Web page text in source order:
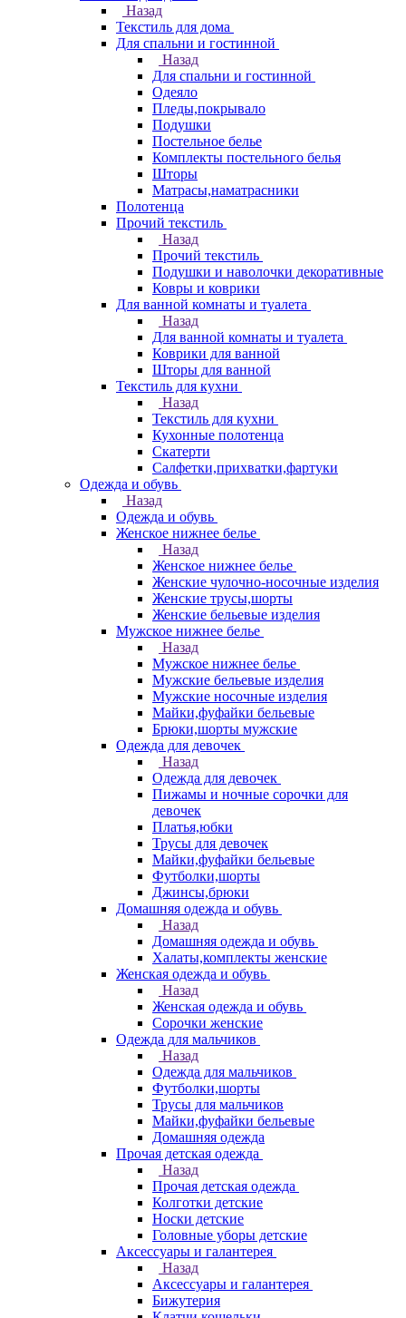
Назад
Текстиль для дома
Для спальни и гостинной
Назад
Для спальни и гостинной
Одеяло
Пледы,покрывало
Подушки
Постельное белье
Комплекты постельного белья
Шторы
Матрасы,наматрасники
Полотенца
Прочий текстиль
Назад
Прочий текстиль
Подушки и наволочки декоративные
Ковры и коврики
Для ванной комнаты и туалета
Назад
Для ванной комнаты и туалета
Коврики для ванной
Шторы для ванной
Текстиль для кухни
Назад
Текстиль для кухни
Кухонные полотенца
Скатерти
Салфетки,прихватки,фартуки
Одежда и обувь
Назад
Одежда и обувь
Женское нижнее белье
Назад
Женское нижнее белье
Женские чулочно-носочные изделия
Женские трусы,шорты
Женские бельевые изделия
Мужское нижнее белье
Назад
Мужское нижнее белье
Мужские бельевые изделия
Мужские носочные изделия
Майки,фуфайки бельевые
Брюки,шорты мужские
Одежда для девочек
Назад
Одежда для девочек
Пижамы и ночные сорочки для
девочек
Платья,юбки
Трусы для девочек
Майки,фуфайки бельевые
Футболки,шорты
Джинсы,брюки
Домашняя одежда и обувь
Назад
Домашняя одежда и обувь
Халаты,комплекты женские
Женская одежда и обувь
Назад
Женская одежда и обувь
Сорочки женские
Одежда для мальчиков
Назад
Одежда для мальчиков
Футболки,шорты
Трусы для мальчиков
Майки,фуфайки бельевые
Домашняя одежда
Прочая детская одежда
Назад
Прочая детская одежда
Колготки детские
Носки детские
Головные уборы детские
Аксессуары и галантерея
Назад
Аксессуары и галантерея
Бижутерия